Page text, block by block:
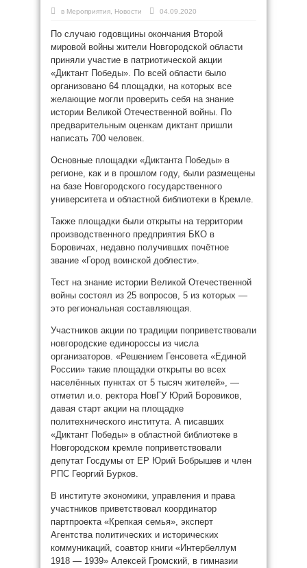
в Мероприятия Новости 04.09.2020
По случаю годовщины окончания Второй
мировой войны жители Новгородской области
приняли участие в патриотической акции
«Диктант Победы». По всей области было
организовано 64 площадки, на которых все
желающие могли проверить себя на знание
истории Великой Отечественной войны. По
предварительным оценкам диктант пришли
написать 700 человек.
Основные площадки «Диктанта Победы» в
регионе, как и в прошлом году, были размещены
на базе Новгородского государственного
университета и областной библиотеки в Кремле.
Также площадки были открыты на территории
производственного предприятия БКО в
Боровичах, недавно получивших почётное
звание «Город воинской доблести».
Тест на знание истории Великой Отечественной
войны состоял из 25 вопросов, 5 из которых —
это региональная составляющая.
Участников акции по традиции поприветствовали
новгородские единороссы из числа
организаторов. «Решением Генсовета «Единой
России» такие площадки открыты во всех
населённых пунктах от 5 тысяч жителей», —
отметил и.о. ректора НовГУ Юрий Боровиков,
давая старт акции на площадке
политехнического института. А писавших
«Диктант Победы» в областной библиотеке в
Новгородском кремле поприветствовали
депутат Госдумы от ЕР Юрий Бобрышев и член
РПС Георгий Бурков.
В институте экономики, управления и права
участников приветствовал координатор
партпроекта «Крепкая семья», эксперт
Агентства политических и исторических
коммуникаций, соавтор книги «Интербеллум
1918 — 1939» Алексей Громский, в гимназии